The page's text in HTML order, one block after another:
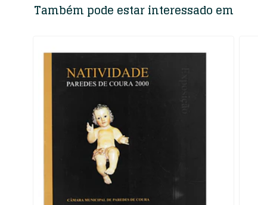
Também pode estar interessado em